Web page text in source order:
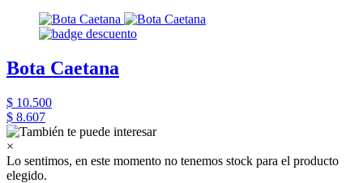
Bota Caetana
$ 10.500
$ 8.607
×
Lo sentimos, en este momento no tenemos stock para el producto
elegido.